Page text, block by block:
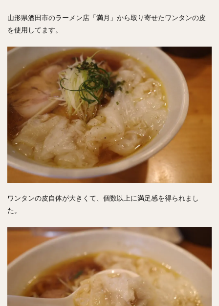
山形県酒田市のラーメン店「満月」から取り寄せたワンタンの皮
を使用してます。
ワンタンの皮自体が大きくて、個数以上に満足感を得られまし
た。